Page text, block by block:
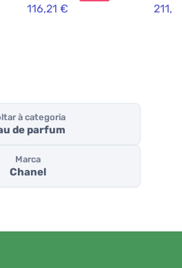
116,21 €
à categoria
de parfum
Marca
Chanel